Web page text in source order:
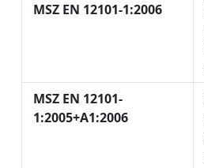
MSZ EN 12101-1:2006
MSZ EN 12101-
1:2005+A1:2006